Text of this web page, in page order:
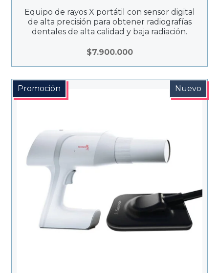
Equipo de rayos X portátil con sensor digital
de alta precisión para obtener radiografías
dentales de alta calidad y baja radiación.
$7.900.000
Nuevo
Promoción